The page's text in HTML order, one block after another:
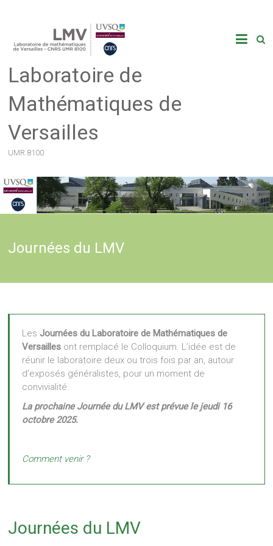
Laboratoire de
Mathématiques de
Versailles
UMR 8100
Journées du LMV
Les Journées du Laboratoire de Mathématiques de
Versailles ont remplacé le Colloquium. L’idée est de
réunir le laboratoire deux ou trois fois par an, autour
d’exposés généralistes, pour un moment de
convivialité.
La prochaine Journée du LMV est prévue le jeudi 16
octobre 2025.
Comment venir ?
Journées du LMV